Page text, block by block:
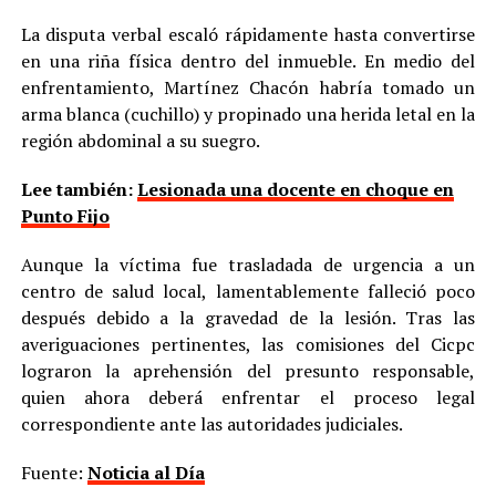
La disputa verbal escaló rápidamente hasta convertirse
en una riña física dentro del inmueble. En medio del
enfrentamiento, Martínez Chacón habría tomado un
arma blanca (cuchillo) y propinado una herida letal en la
región abdominal a su suegro.
Lee también:Lesionada una docente en choque en
Punto Fijo
Aunque la víctima fue trasladada de urgencia a un
centro de salud local, lamentablemente falleció poco
después debido a la gravedad de la lesión. Tras las
averiguaciones pertinentes, las comisiones del Cicpc
lograron la aprehensión del presunto responsable,
quien ahora deberá enfrentar el proceso legal
correspondiente ante las autoridades judiciales.
Fuente: Noticia al Día